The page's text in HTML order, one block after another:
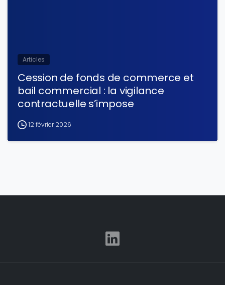
Articles
Cession de fonds de commerce et
bail commercial : la vigilance
contractuelle s’impose
12 février 2026